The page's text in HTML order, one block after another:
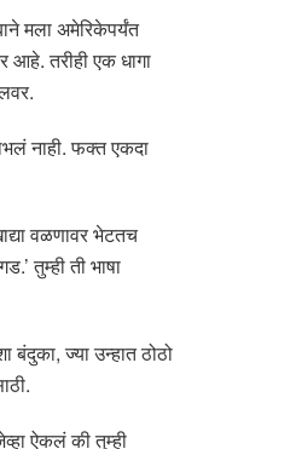
मला अमेरिकेपर्यंत
आहे. तरीही एक धागा
नाही. फक्त एकदा
वळणावर भेटतच
तुम्ही ती भाषा
ज्या उन्हात ठोठो
ऐकलं की तुम्ही